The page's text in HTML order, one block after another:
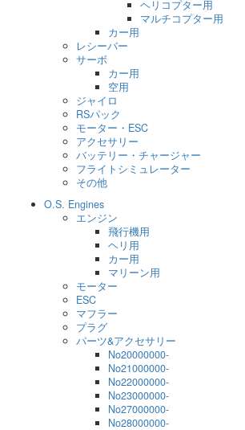
ヘリコプター用
マルチコプター用
カー用
レシーバー
サーボ
カー用
空用
ジャイロ
RSパック
モーター・ESC
アクセサリー
バッテリー・チャージャー
フライトシミュレーター
その他
O.S. Engines
エンジン
飛行機用
ヘリ用
カー用
マリーン用
モーター
ESC
マフラー
プラグ
パーツ&アクセサリー
No20000000-
No21000000-
No22000000-
No23000000-
No27000000-
No28000000-